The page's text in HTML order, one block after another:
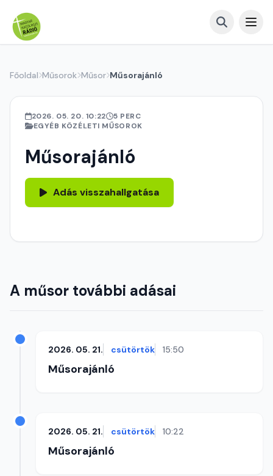
Főoldal Műsorok Műsor Műsorajánló
2026. 05. 20. 10:22
5 PERC
EGYÉB KÖZÉLETI MŰSOROK
Műsorajánló
Adás visszahallgatása
A műsor további adásai
2026. 05. 21. csütörtök 15:50
Műsorajánló
2026. 05. 21. csütörtök 10:22
Műsorajánló